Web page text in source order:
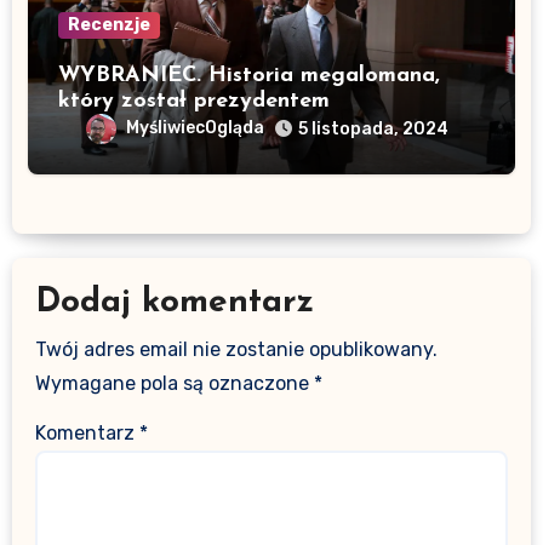
Recenzje
WYBRANIEC. Historia megalomana,
który został prezydentem
MyśliwiecOgląda 5 listopada, 2024
Dodaj komentarz
Twój adres email nie zostanie opublikowany.
Wymagane pola są oznaczone *
Komentarz *